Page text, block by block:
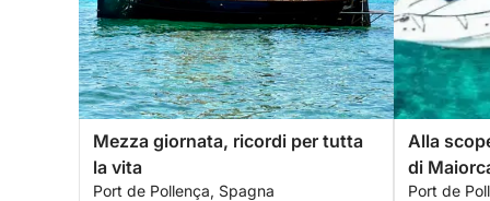
Mezza giornata, ricordi per tutta
la vita
Port de Pollença, Spagna
Alla
di
Port de